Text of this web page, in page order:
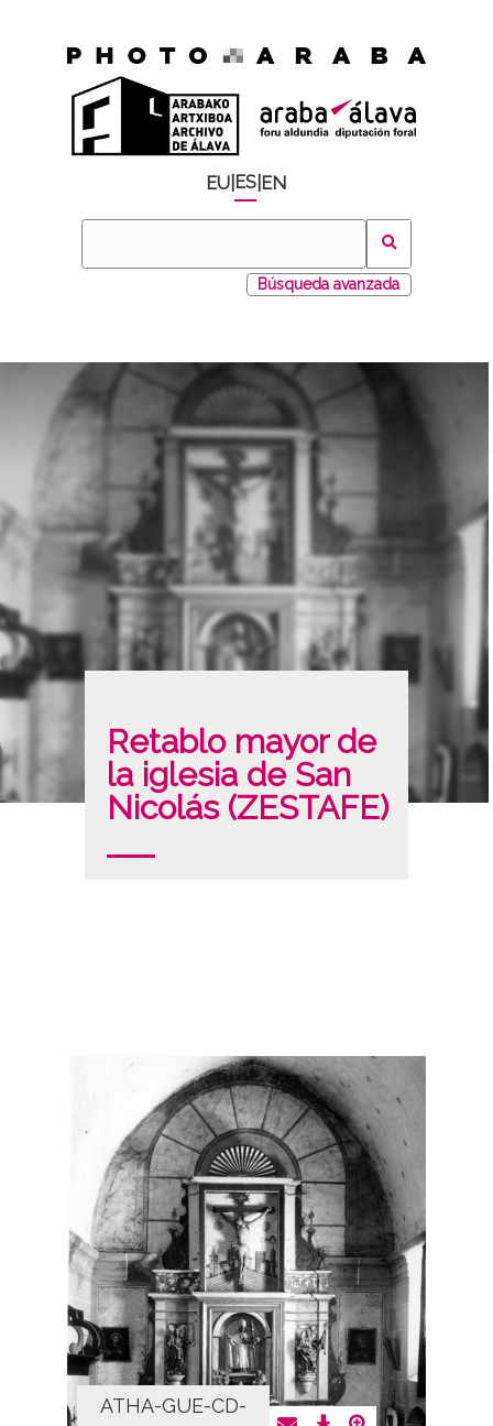
EU ES EN
Búsqueda avanzada
Retablo mayor de
la iglesia de San
Nicolás (ZESTAFE)
ATHA-GUE-CD-